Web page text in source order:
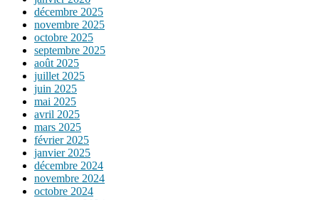
décembre 2025
novembre 2025
octobre 2025
septembre 2025
août 2025
juillet 2025
juin 2025
mai 2025
avril 2025
mars 2025
février 2025
janvier 2025
décembre 2024
novembre 2024
octobre 2024